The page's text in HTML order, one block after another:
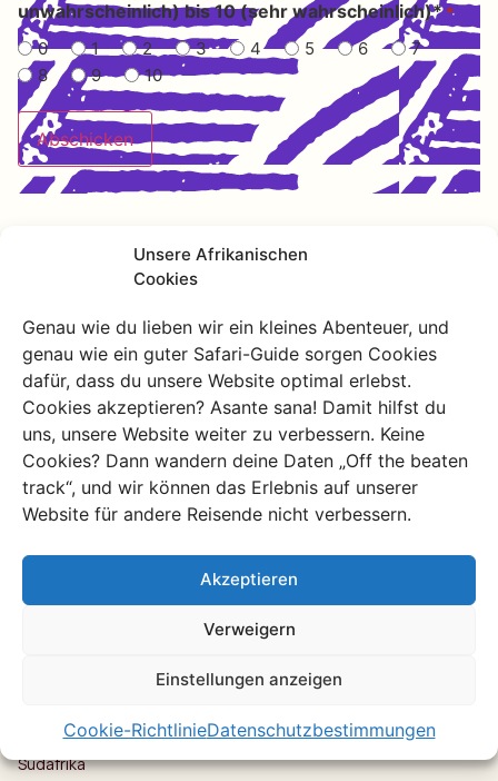
Unsere Afrikanischen
Cookies
Genau wie du lieben wir ein kleines Abenteuer, und
genau wie ein guter Safari-Guide sorgen Cookies
dafür, dass du unsere Website optimal erlebst.
Cookies akzeptieren? Asante sana! Damit hilfst du
uns, unsere Website weiter zu verbessern. Keine
Cookies? Dann wandern deine Daten „Off the beaten
track“, und wir können das Erlebnis auf unserer
Website für andere Reisende nicht verbessern.
Akzeptieren
Verweigern
Einstellungen anzeigen
Cookie-RichtlinieDatenschutzbestimmungen
unwahrscheinlich) bis 10 (sehr wahrscheinlich)* *
0 1 2 3 4 5 6
7
8
9 10
Unsere Reisenden
Familienreisen
Lovebirds
Kenia
Ruanda
Südafrika